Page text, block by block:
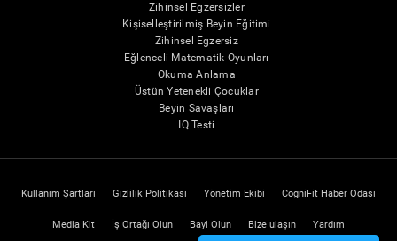
Zihinsel Egzersizler
Kişiselleştirilmiş Beyin Eğitimi
Zihinsel Egzersiz
Eğlenceli Matematik Oyunları
Okuma Anlama
Üstün Yetenekli Çocuklar
Beyin Savaşları
IQ Testi
Kullanım Şartları Gizlilik Politikası Yönetim Ekibi CogniFit Haber Odası
Media Kit İş Ortağı Olun Bayi Olun Bize ulaşın Yardım